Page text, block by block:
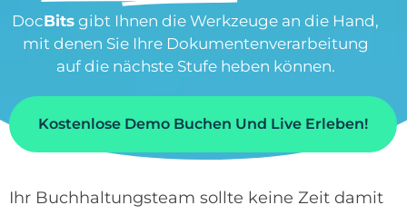
DocBits gibt Ihnen die Werkzeuge an die Hand,
mit denen Sie Ihre Dokumentenverarbeitung
auf die nächste Stufe heben können.
Kostenlose Demo Buchen Und Live Erleben!
Ihr Buchhaltungsteam sollte keine Zeit damit